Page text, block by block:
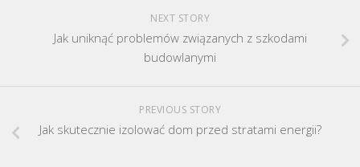
NEXT STORY
Jak uniknąć problemów związanych z szkodami
budowlanymi
PREVIOUS STORY
Jak skutecznie izolować dom przed stratami energii?